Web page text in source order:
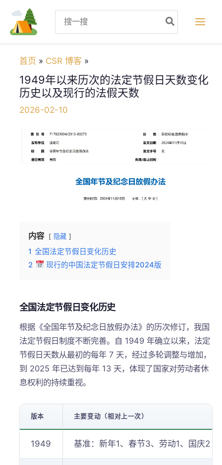
for:
首页 CSR 博客
1949年以来历次的法定节假日天数变化
历史以及现行的法假天数
2026-02-10
内容 隐藏
1 全国法定节假日变化历史
2
现行的中国法定节假日安排2024版
全国法定节假日变化历史
根据《全国年节及纪念日放假办法》的历次修订，我国
法定节假日制度不断完善。自 1949 年确立以来，法定
节假日天数从最初的每年 7 天，经过多轮调整与增加，
到 2025 年已达到每年 13 天，体现了国家对劳动者休
息权利的持续重视。
版本 主要变动（相对上一次）
1949 基准：新年1、春节3、劳动1、国庆2